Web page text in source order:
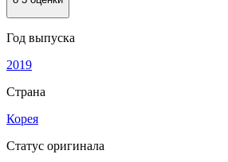
Год выпуска
2019
Страна
Корея
Статус оригинала